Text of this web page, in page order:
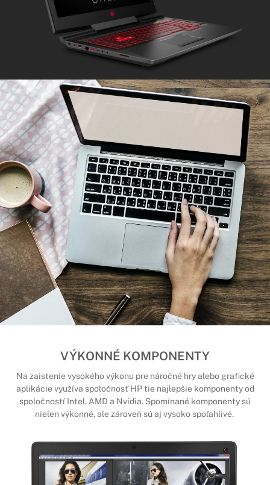
VÝKONNÉ KOMPONENTY
Na zaistenie vysokého výkonu pre náročné hry alebo grafické
aplikácie využíva spoločnosť HP tie najlepšie komponenty od
spoločností Intel, AMD a Nvidia. Spomínané komponenty sú
nielen výkonné, ale zároveň sú aj vysoko spoľahlivé.